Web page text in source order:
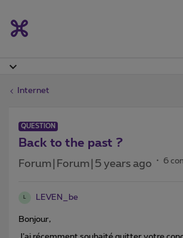
Internet
QUESTION
Back to the past ?
Forum|Forum|5 years ago 6
L LEVEN_be
Bonjour,